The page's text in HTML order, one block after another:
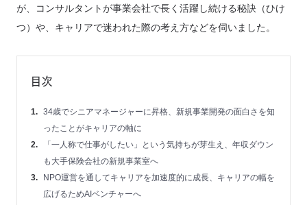
が、コンサルタントが事業会社で長く活躍し続ける秘訣（ひけ
つ）や、キャリアで迷われた際の考え方などを伺いました。
目次
34歳でシニアマネージャーに昇格、新規事業開発の面白さを知
ったことがキャリアの軸に
「一人称で仕事がしたい」という気持ちが芽生え、年収ダウン
も大手保険会社の新規事業室へ
NPO運営を通してキャリアを加速度的に成長、キャリアの幅を
広げるためAIベンチャーへ